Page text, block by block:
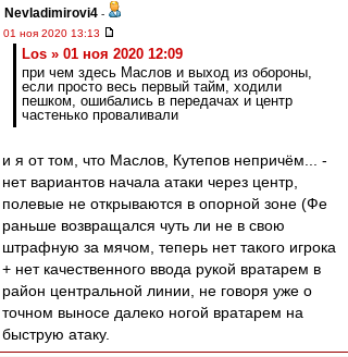
Nevladimirovi4 -
01 ноя 2020 13:13
Los » 01 ноя 2020 12:09
при чем здесь Маслов и выход из обороны,
если просто весь первый тайм, ходили
пешком, ошибались в передачах и центр
частенько проваливали
и я от том, что Маслов, Кутепов непричём... -
нет вариантов начала атаки через центр,
полевые не открываются в опорной зоне (Фе
раньше возвращался чуть ли не в свою
штрафную за мячом, теперь нет такого игрока
+ нет качественного ввода рукой вратарем в
район центральной линии, не говоря уже о
точном выносе далеко ногой вратарем на
быструю атаку.